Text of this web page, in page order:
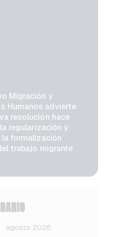
Migración y
Humanos advierte
resolución hace
regularización y
la formalización
trabajo migrante
agosto 2026